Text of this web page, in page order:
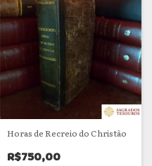
Horas de Recreio do Christão
R$750,00